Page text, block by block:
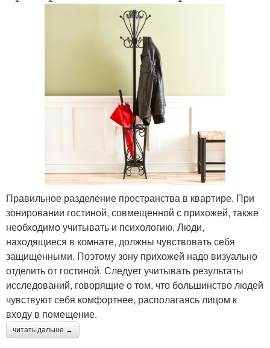
Правильное разделение пространства в квартире. При
зонировании гостиной, совмещенной с прихожей, также
необходимо учитывать и психологию. Люди,
находящиеся в комнате, должны чувствовать себя
защищенными. Поэтому зону прихожей надо визуально
отделить от гостиной. Следует учитывать результаты
исследований, говорящие о том, что большинство людей
чувствуют себя комфортнее, располагаясь лицом к
входу в помещение.
читать дальше →